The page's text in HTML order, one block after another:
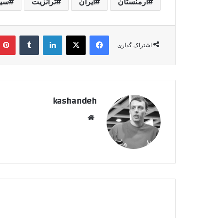
اشتراک گذاری
فیسبوکایکس لینکداین تامبلر
kashandeh